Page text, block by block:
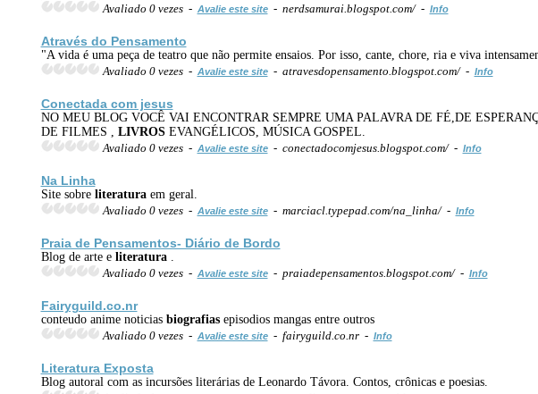
Avaliado 0 vezes - Avalie este site- nerdsamurai.blogspot.com/ - Info
Através do Pensamento
"A vida é uma peça de teatro que não permite ensaios. Por isso, cante, chore, ria e viva
Avaliado 0 vezes - Avalie este site- atravesdopensamento.blogspot.com/ - Info
Conectada com jesus
NO MEU BLOG VOCÊ VAI ENCONTRAR SEMPRE UMA PALAVRA DE FÉ,DE
DE FILMES , LIVROSEVANGÉLICOS, MÚSICA GOSPEL.
Avaliado 0 vezes - Avalie este site- conectadocomjesus.blogspot.com/ - Info
Na Linha
Site sobre literaturaem geral.
Avaliado 0 vezes - Avalie este site- marciacl.typepad.com/na_linha/ - Info
Praia de Pensamentos- Diário de Bordo
Blog de arte e literatura.
Avaliado 0 vezes - Avalie este site- praiadepensamentos.blogspot.com/ - Info
Fairyguild.co.nr
conteudo anime noticias biografiasepisodios mangas entre outros
Avaliado 0 vezes - Avalie este site- fairyguild.co.nr - Info
LiteraturaExposta
Blog autoral com as incursões literárias de Leonardo Távora. Contos, crônicas e poesias.